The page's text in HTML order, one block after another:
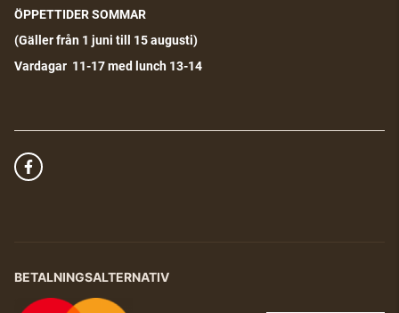
ÖPPETTIDER SOMMAR
(Gäller från 1 juni till 15 augusti)
Vardagar 11-17 med lunch 13-14
BETALNINGSALTERNATIV